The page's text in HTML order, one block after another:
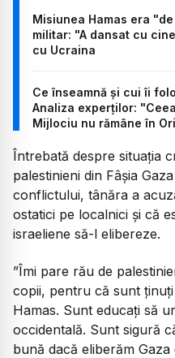
Misiunea Hamas era
militar: "A dansat cu
cu Ucraina
Ce înseamnă și cui îi
Analiza experților:
Mijlociu nu rămâne în
Întrebată despre situația
palestinieni din Fâșia
conflictului, tânăra a
ostatici pe localnici și că
israeliene să-l elibereze.
”Îmi pare rău de
copii, pentru că sunt
Hamas. Sunt educați să
occidentală. Sunt sigură
bună dacă eliberăm